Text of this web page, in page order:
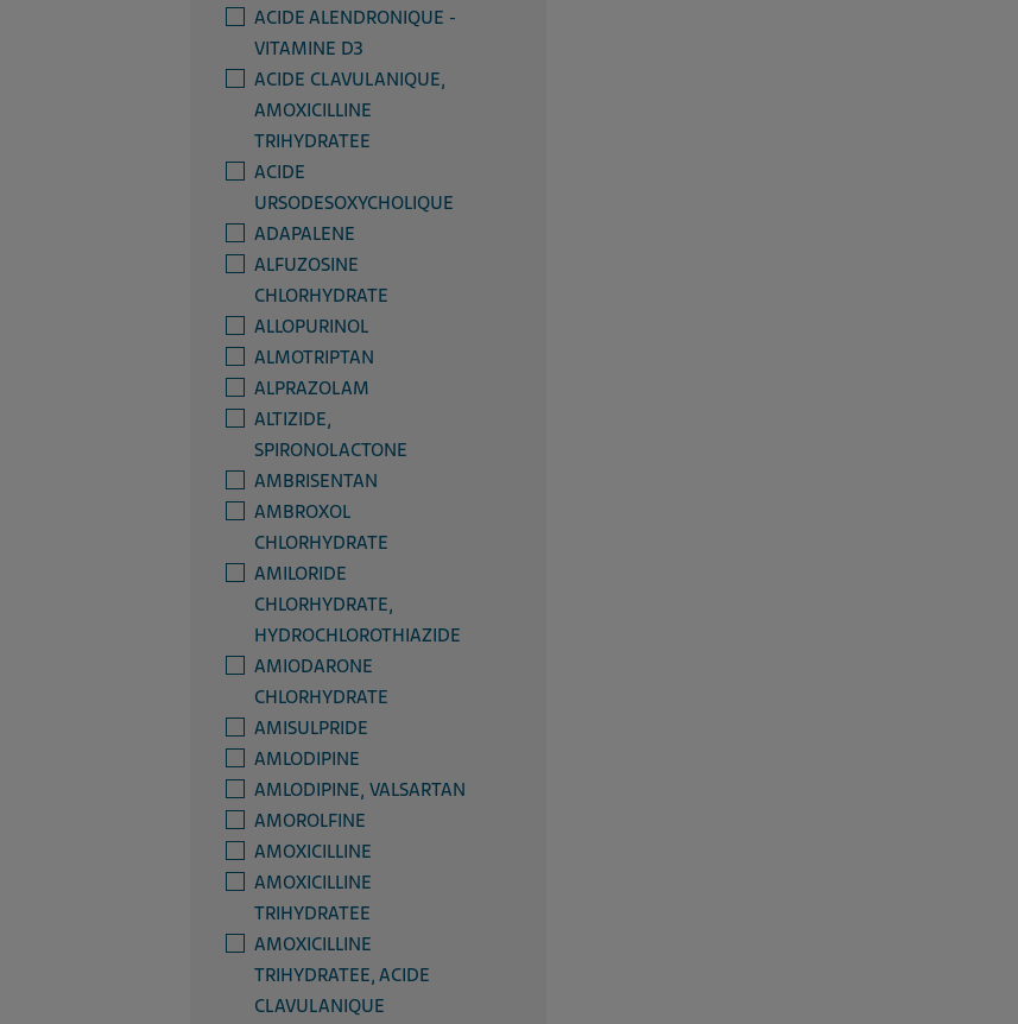
ACIDE ALENDRONIQUE -
VITAMINE D3
ACIDE CLAVULANIQUE,
AMOXICILLINE
TRIHYDRATEE
ACIDE
URSODESOXYCHOLIQUE
ADAPALENE
ALFUZOSINE
CHLORHYDRATE
ALLOPURINOL
ALMOTRIPTAN
ALPRAZOLAM
ALTIZIDE,
SPIRONOLACTONE
AMBRISENTAN
AMBROXOL
CHLORHYDRATE
AMILORIDE
CHLORHYDRATE,
HYDROCHLOROTHIAZIDE
AMIODARONE
CHLORHYDRATE
AMISULPRIDE
AMLODIPINE
AMLODIPINE, VALSARTAN
AMOROLFINE
AMOXICILLINE
AMOXICILLINE
TRIHYDRATEE
AMOXICILLINE
TRIHYDRATEE, ACIDE
CLAVULANIQUE